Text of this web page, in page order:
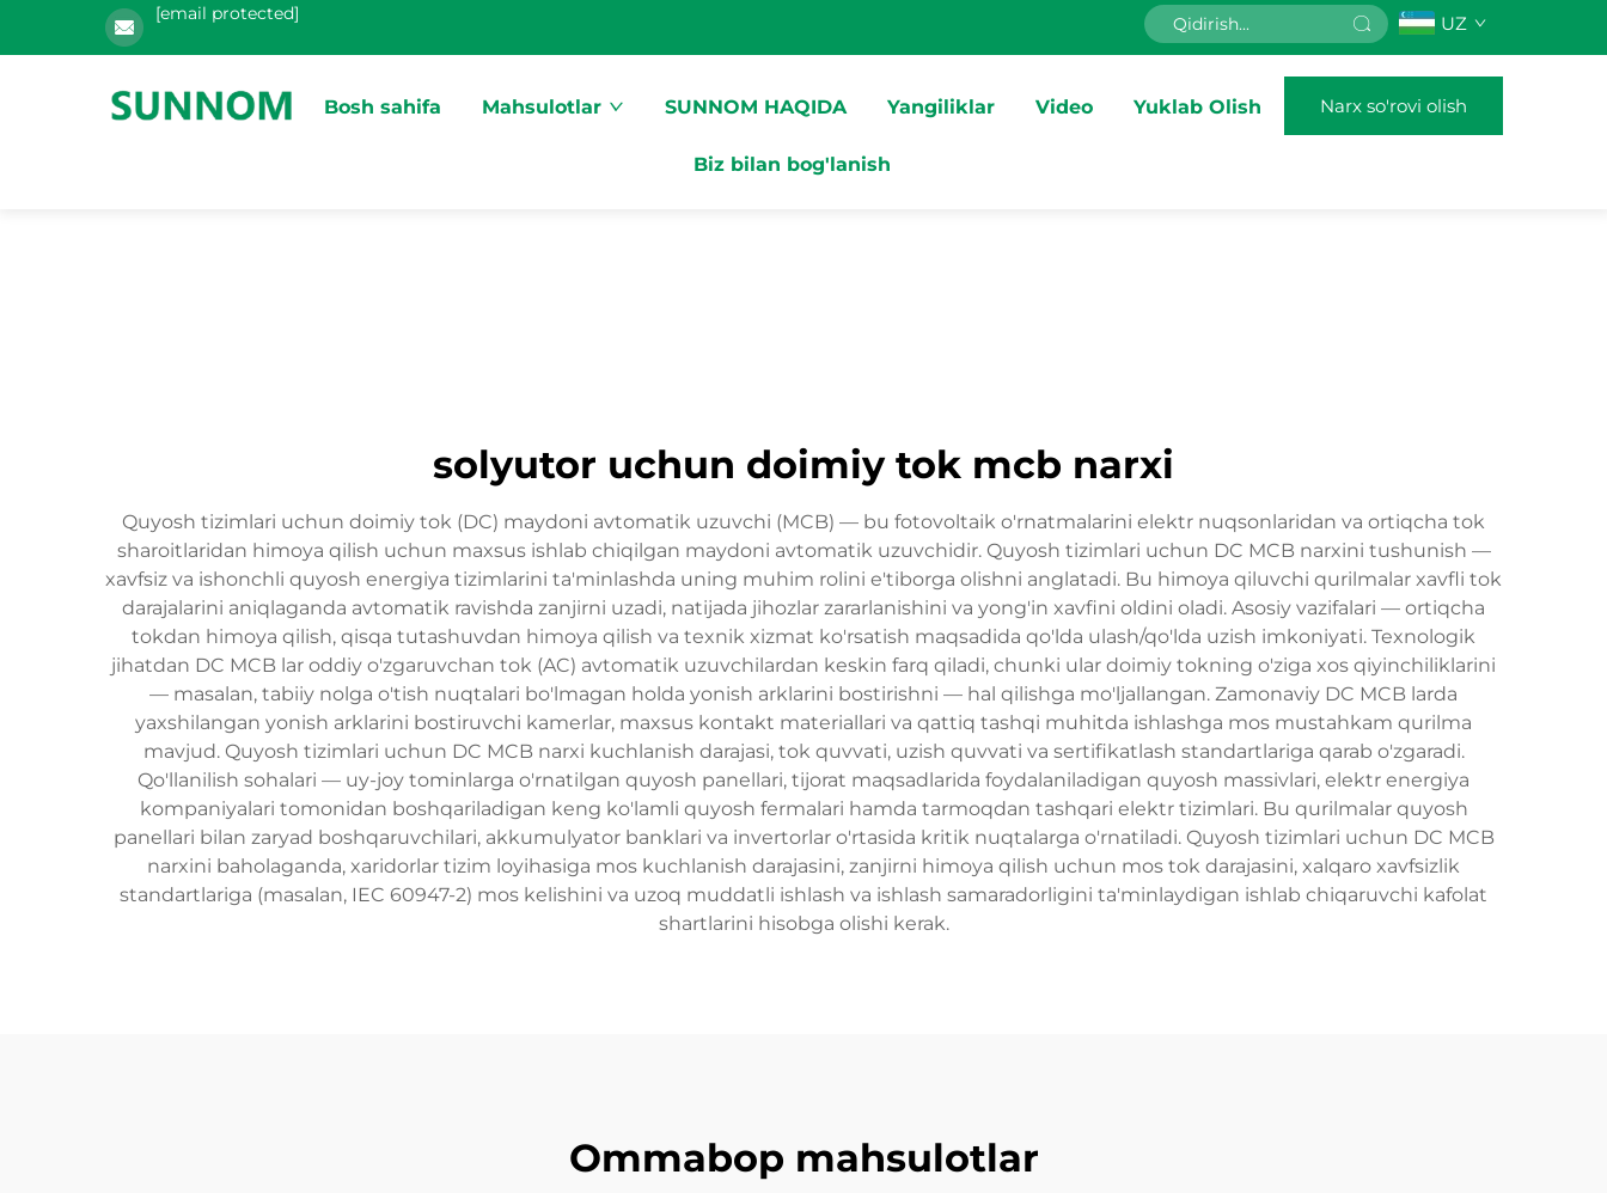
[email protected] UZ
Bosh sahifa Mahsulotlar SUNNOM HAQIDA Yangiliklar Video Yuklab Olish
Biz bilan bog'lanish
Narx so'rovi olish
solyutor uchun doimiy tok mcb narxi
Quyosh tizimlari uchun doimiy tok (DC) maydoni avtomatik uzuvchi (MCB) — bu fotovoltaik o'rnatmalarini elektr nuqsonlaridan va ortiqcha tok
sharoitlaridan himoya qilish uchun maxsus ishlab chiqilgan maydoni avtomatik uzuvchidir. Quyosh tizimlari uchun DC MCB narxini tushunish —
xavfsiz va ishonchli quyosh energiya tizimlarini ta'minlashda uning muhim rolini e'tiborga olishni anglatadi. Bu himoya qiluvchi qurilmalar xavfli tok
darajalarini aniqlaganda avtomatik ravishda zanjirni uzadi, natijada jihozlar zararlanishini va yong'in xavfini oldini oladi. Asosiy vazifalari — ortiqcha
tokdan himoya qilish, qisqa tutashuvdan himoya qilish va texnik xizmat ko'rsatish maqsadida qo'lda ulash/qo'lda uzish imkoniyati. Texnologik
jihatdan DC MCB lar oddiy o'zgaruvchan tok (AC) avtomatik uzuvchilardan keskin farq qiladi, chunki ular doimiy tokning o'ziga xos qiyinchiliklarini
— masalan, tabiiy nolga o'tish nuqtalari bo'lmagan holda yonish arklarini bostirishni — hal qilishga mo'ljallangan. Zamonaviy DC MCB larda
yaxshilangan yonish arklarini bostiruvchi kamerlar, maxsus kontakt materiallari va qattiq tashqi muhitda ishlashga mos mustahkam qurilma
mavjud. Quyosh tizimlari uchun DC MCB narxi kuchlanish darajasi, tok quvvati, uzish quvvati va sertifikatlash standartlariga qarab o'zgaradi.
Qo'llanilish sohalari — uy-joy tominlarga o'rnatilgan quyosh panellari, tijorat maqsadlarida foydalaniladigan quyosh massivlari, elektr energiya
kompaniyalari tomonidan boshqariladigan keng ko'lamli quyosh fermalari hamda tarmoqdan tashqari elektr tizimlari. Bu qurilmalar quyosh
panellari bilan zaryad boshqaruvchilari, akkumulyator banklari va invertorlar o'rtasida kritik nuqtalarga o'rnatiladi. Quyosh tizimlari uchun DC MCB
narxini baholaganda, xaridorlar tizim loyihasiga mos kuchlanish darajasini, zanjirni himoya qilish uchun mos tok darajasini, xalqaro xavfsizlik
standartlariga (masalan, IEC 60947-2) mos kelishini va uzoq muddatli ishlash va ishlash samaradorligini ta'minlaydigan ishlab chiqaruvchi kafolat
shartlarini hisobga olishi kerak.
Ommabop mahsulotlar